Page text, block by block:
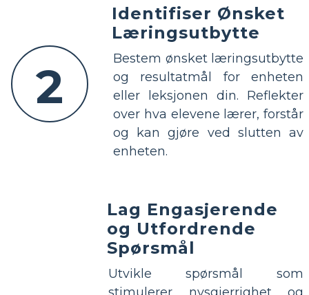
2
Identifiser Ønsket
Læringsutbytte
Bestem ønsket læringsutbytte
og resultatmål for enheten
eller leksjonen din. Reflekter
over hva elevene lærer, forstår
og kan gjøre ved slutten av
enheten.
Lag Engasjerende
og Utfordrende
Spørsmål
Utvikle spørsmål som